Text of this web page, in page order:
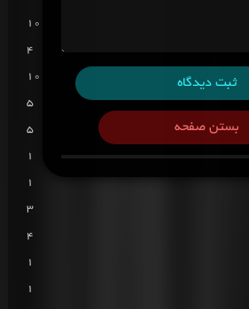
ثبت دیدگاه
بستن صفحه
10
4
10
5
5
1
1
3
4
1
1